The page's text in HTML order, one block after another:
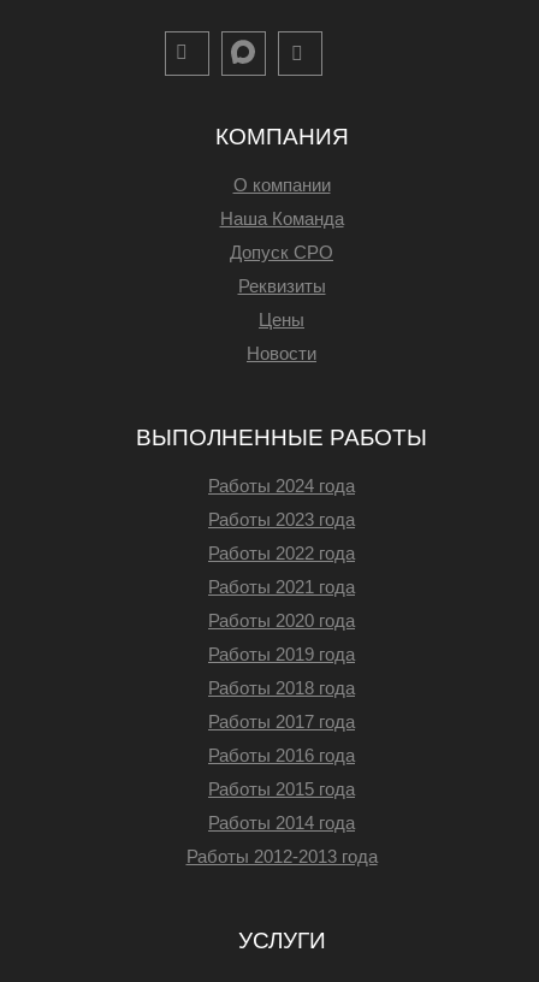
КОМПАНИЯ
О компании
Наша Команда
Допуск СРО
Реквизиты
Цены
Новости
ВЫПОЛНЕННЫЕ РАБОТЫ
Работы 2024 года
Работы 2023 года
Работы 2022 года
Работы 2021 года
Работы 2020 года
Работы 2019 года
Работы 2018 года
Работы 2017 года
Работы 2016 года
Работы 2015 года
Работы 2014 года
Работы 2012-2013 года
УСЛУГИ